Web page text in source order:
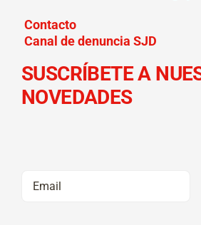
Contacto
Canal de denuncia SJD
SUSCRÍBETE A
NOVEDADES